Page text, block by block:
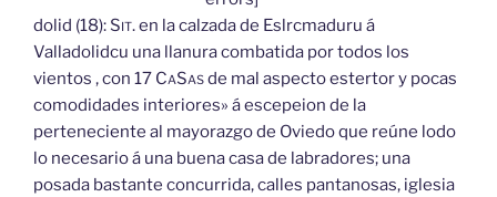
dolid (18): Sit.en la calzada de Eslrcmaduru á
Valladolidcu una llanura combatida por todos los
vientos , con 17 CaSasde mal aspecto estertor y pocas
comodidades interiores» á escepeion de la
perteneciente al mayorazgo de Oviedo que reúne lodo
lo necesario á una buena casa de labradores; una
posada bastante concurrida, calles pantanosas, iglesia